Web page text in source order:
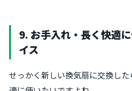
9. お手入れ・長く快適
イス
せっかく新しい換気扇に交換し